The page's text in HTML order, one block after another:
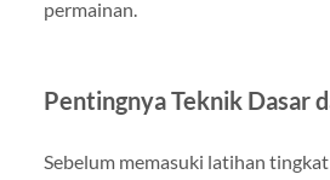
permainan.
Pentingnya Teknik Dasar
Sebelum memasuki latihan